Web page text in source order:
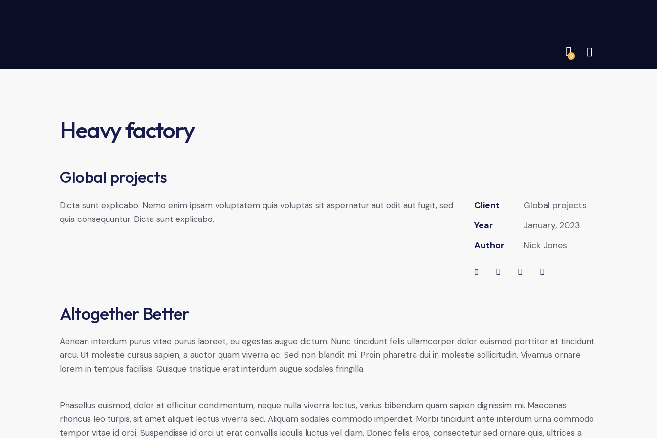
0
Heavy factory
Global projects
Dicta sunt explicabo. Nemo enim ipsam voluptatem quia voluptas sit aspernatur aut odit aut fugit, sed
quia consequuntur. Dicta sunt explicabo.
Client
Global projects
Year
January, 2023
Author
Nick Jones
Altogether Better
Aenean interdum purus vitae purus laoreet, eu egestas augue dictum. Nunc tincidunt felis ullamcorper dolor euismod porttitor at tincidunt
arcu. Ut molestie cursus sapien, a auctor quam viverra ac. Sed non blandit mi. Proin pharetra dui in molestie sollicitudin. Vivamus ornare
lorem in tempus facilisis. Quisque tristique erat interdum augue sodales fringilla.
Phasellus euismod, dolor at efficitur condimentum, neque nulla viverra lectus, varius bibendum quam sapien dignissim mi. Maecenas
rhoncus leo turpis, sit amet aliquet lectus viverra sed. Aliquam sodales commodo imperdiet. Morbi tincidunt ante interdum urna commodo
tempor vitae id orci. Suspendisse id orci ut erat convallis iaculis luctus vel diam. Donec felis eros, consectetur sed ornare quis, ultrices a